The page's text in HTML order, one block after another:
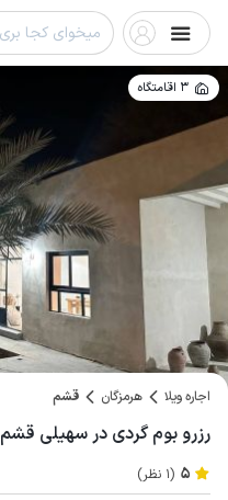
3 اقامتگاه
اجاره ویلا هرمزگان قشم
رزرو بوم گردی در سهیلی قشم
5 (1 نظر)